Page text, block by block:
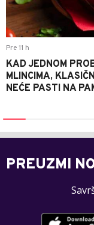
Pre 11 h
KAD JEDNOM
MLINCIMA,
NEĆE PASTI NA
PREUZMI